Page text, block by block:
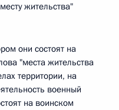
жительства"
они состоят на
"места жительства
территории, на
военный
на воинском